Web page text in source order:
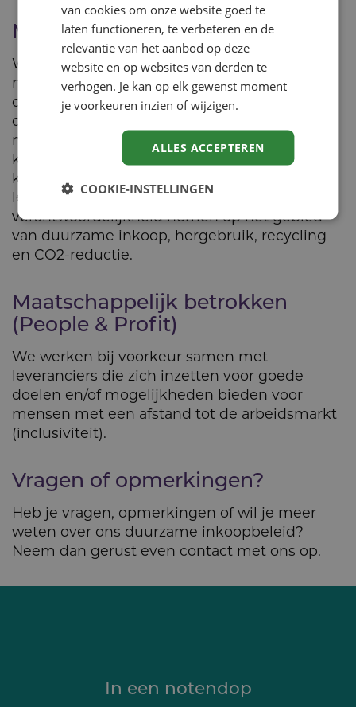
Milieubewust (Planet)
Wij willen onze milieubelasting zoveel
mogelijk verkleinen. In samenwerking met
onze leveranciers verbruiken we geen
onnodige grondstoffen en wordt afval waar
mogelijk hergebruikt of gerecycled. Daarom
kopen wij enkel producten van voldoende
kwaliteit en houden wij rekening met
levensduur. Wij verwachten dat leveranciers
verantwoordelijkheid nemen op het gebied
van duurzame inkoop, hergebruik, recycling
en CO2-reductie.
Maatschappelijk betrokken
(People & Profit)
We werken bij voorkeur samen met
leveranciers die zich inzetten voor goede
doelen en/of mogelijkheden bieden voor
mensen met een afstand tot de arbeidsmarkt
(inclusiviteit).
Vragen of opmerkingen?
Heb je vragen, opmerkingen of wil je meer
weten over ons duurzame inkoopbeleid?
Neem dan gerust even contact met ons op.
In een notendop
van cookies om onze website goed te
laten functioneren, te verbeteren en de
relevantie van het aanbod op deze
website en op websites van derden te
verhogen. Je kan op elk gewenst moment
je voorkeuren inzien of wijzigen.
ALLES ACCEPTEREN
COOKIE-INSTELLINGEN